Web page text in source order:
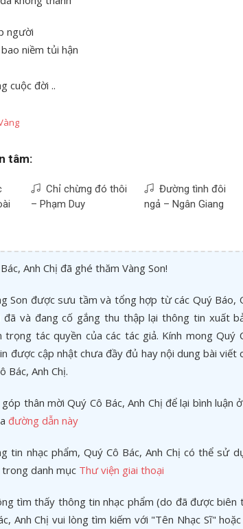
người
niềm tủi hận
cuộc đời ..
tâm:
Chỉ chừng đó thôi
– Phạm Duy
Đường tình đôi
ngả – Ngân Giang
Anh Chị đã ghé thăm Vàng Son!
Son được sưu tầm và tổng hợp từ các Quý Báo,
đã và đang cố gắng thu thập lại thông tin xuất
tác quyền của các tác giả. Kính mong Quý
được cập nhật chưa đầy đủ hay nội dung bài viết
Bác, Anh Chị.
thân mời Quý Cô Bác, Anh Chị để lại bình luận
đường dẫn này
tin nhạc phẩm, Quý Cô Bác, Anh Chị có thể sử
danh mục Thư viện giai thoại
tìm thấy thông tin nhạc phẩm (do đã được
Anh Chị vui lòng tìm kiếm với "Tên Nhạc Sĩ"